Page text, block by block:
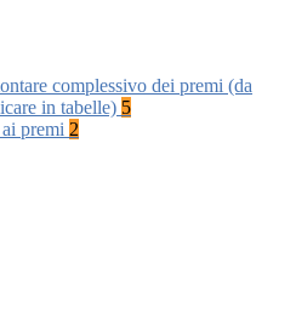
complessivo dei premi (da
in tabelle) 5
premi 2